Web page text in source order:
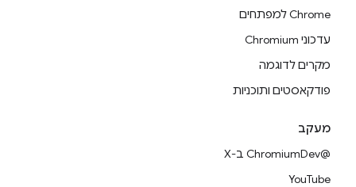
Chrome למפתחים
עדכוני Chromium
מקרים לדוגמה
פודקאסטים ותוכניות
מעקב
@ChromiumDev ב-X
YouTube